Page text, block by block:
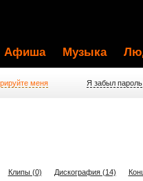
Афиша Музыка
меня Я забыл пароль
Клипы (0) Дискография (14)